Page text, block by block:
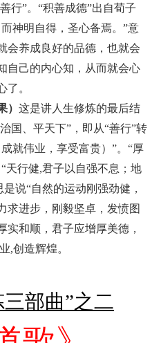
行”。“积善成德”出自荀子
神明自得，圣心备焉。”意
会养成良好的品德，也就会
自己的内心知，从而就会心
了。
） 这是讲人生修炼的最后结
国、平天下”，即从“善行”转
就伟业，享受富贵）”。“厚
天行健,君子以自强不息；地
说“自然的运动刚强劲健，
求进步，刚毅坚卓，发愤图
实和顺，君子应增厚美德，
,创造辉煌。
部曲”之二